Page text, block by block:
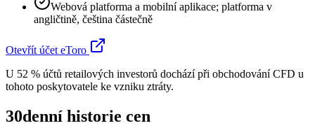
Webová platforma a mobilní aplikace; platforma v
angličtině, čeština částečně
Otevřít účet eToro
U 52 % účtů retailových investorů dochází při obchodování CFD u
tohoto poskytovatele ke vzniku ztráty.
30denní historie cen